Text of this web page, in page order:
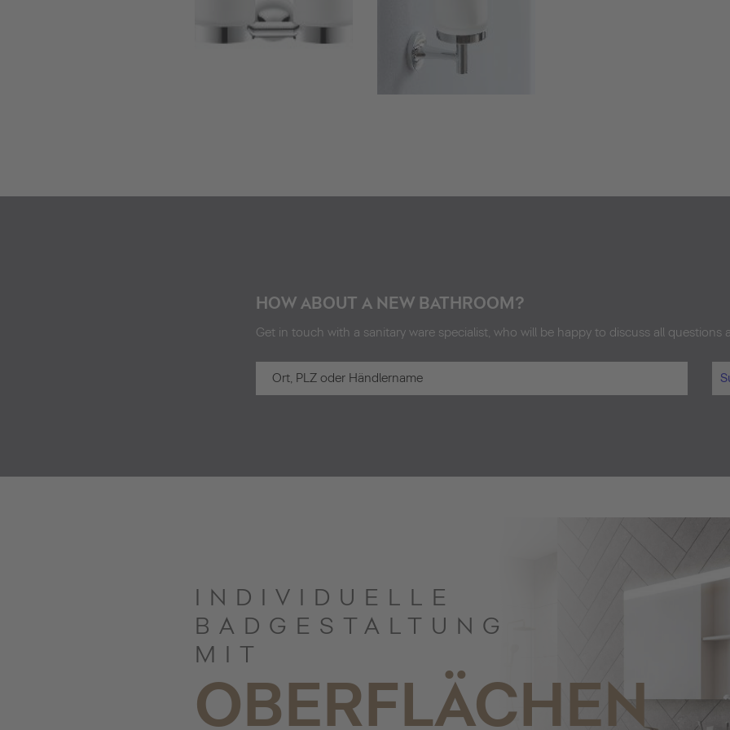
HOW ABOUT A NEW BATHROOM?
Get in touch with a sanitary ware specialist, who will be happy to discuss all questions
INDIVIDUELLE
BADGESTALTUNG
MIT
OBERFLÄCHEN